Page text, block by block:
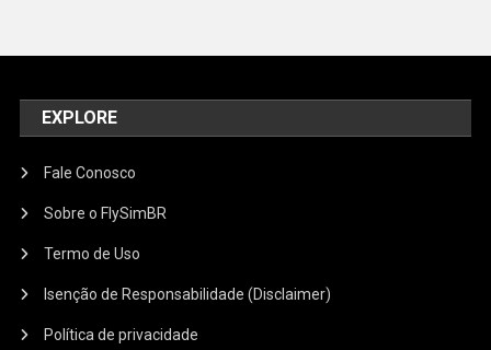
EXPLORE
Fale Conosco
Sobre o FlySimBR
Termo de Uso
Isenção de Responsabilidade (Disclaimer)
Política de privacidade